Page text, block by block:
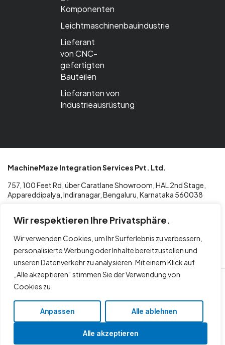
Wir respektieren Ihre Privatsphäre.
Wir verwenden Cookies, um Ihr Surferlebnis zu verbessern,
personalisierte Werbung oder Inhalte bereitzustellen und
unseren Datenverkehr zu analysieren. Mit einem Klick auf
„Alle akzeptieren“ stimmen Sie der Verwendung von
Cookies zu.
Anpassen Alle ablehnen
Alle akzeptieren
Komponenten
Leichtmaschinenbauindustrie
Lieferant
von CNC-
gefertigten
Bauteilen
Lieferanten von
Industrieausrüstung
MachineMaze Integration Services Pvt. Ltd.
757, 100 Feet Rd, über Caratlane Showroom, HAL 2nd Stage,
Appareddipalya, Indiranagar, Bengaluru, Karnataka 560038
T: +91 96068 02433
E: info@machinemaze.de
© 2026 Maschinenlabyrinth